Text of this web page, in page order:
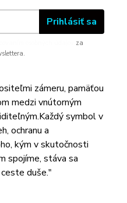
Prihlásiť sa
za
zámeru, pamäťou
medzi vnútorným
symbol v
ochranu a
kým v skutočnosti
spojíme, stáva sa
duše."